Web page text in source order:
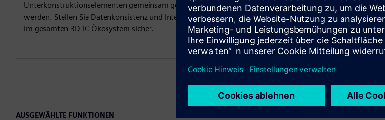
Unterkonstruktionselementen gemeinsam genutzt
werden. Stellen Sie Datenkonsistenz und Integrität
im gesamten 3D-IC-Ökosystem sicher.
verschlüsselte Datenquellen mit
zusätzliche Schutzebene für vertrauliche
Informationen während des gesamten
Designlebenszyklus.
AUSGEWÄHLTE FUNKTIONEN